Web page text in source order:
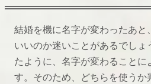
結婚を機に名字が変わったあ
いいのか迷いことがあるでし
たように、名字が変わることに
す。そのため、どちらを使うか